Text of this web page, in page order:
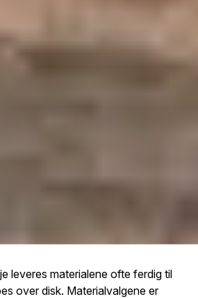
leveres materialene ofte ferdig til
over disk. Materialvalgene er